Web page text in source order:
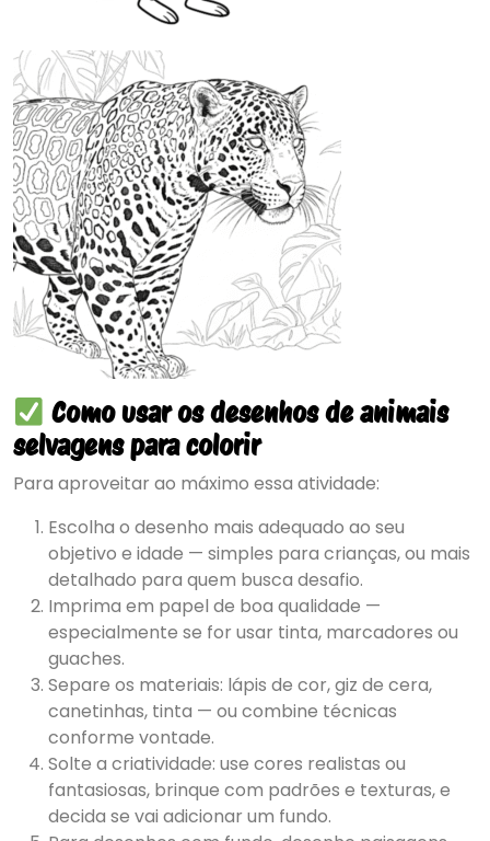
Como usar os desenhos de animais
selvagens para colorir
Para aproveitar ao máximo essa atividade:
Escolha o desenho mais adequado ao seu
objetivo e idade — simples para crianças, ou mais
detalhado para quem busca desafio.
Imprima em papel de boa qualidade —
especialmente se for usar tinta, marcadores ou
guaches.
Separe os materiais: lápis de cor, giz de cera,
canetinhas, tinta — ou combine técnicas
conforme vontade.
Solte a criatividade: use cores realistas ou
fantasiosas, brinque com padrões e texturas, e
decida se vai adicionar um fundo.